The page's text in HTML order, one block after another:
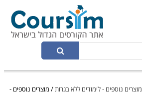
מוצרים נוספים - לימודים ללא בגרות/ מוצרים נוספים -